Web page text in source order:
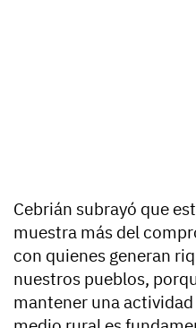
Cebrián subrayó que
muestra más del
con quienes generan
nuestros pueblos,
mantener una